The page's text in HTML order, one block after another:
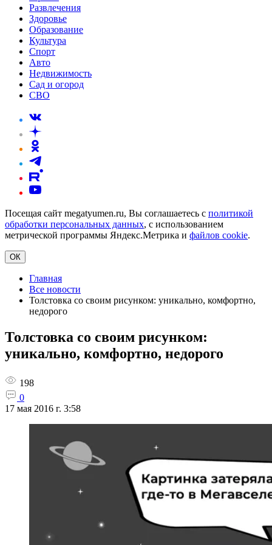
Развлечения
Здоровье
Образование
Культура
Спорт
Авто
Недвижимость
Сад и огород
СВО
Посещая сайт megatyumen.ru, Вы соглашаетесь с политикой
обработки персональных данных, с использованием
метрической программы Яндекс.Метрика и файлов cookie.
ОК
Главная
Все новости
Толстовка со своим рисунком: уникально, комфортно,
недорого
Толстовка со своим рисунком:
уникально, комфортно, недорого
198
0
17 мая 2016 г. 3:58